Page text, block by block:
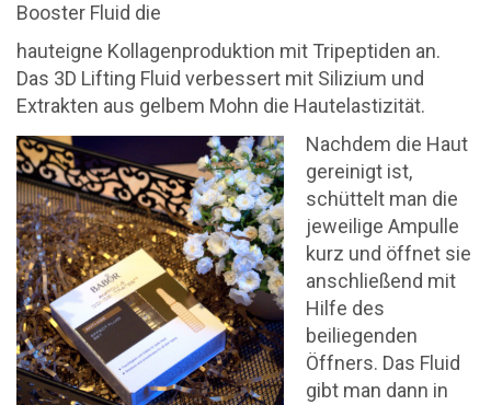
Booster Fluid die
hauteigne Kollagenproduktion mit Tripeptiden an.
Das 3D Lifting Fluid verbessert mit Silizium und
Extrakten aus gelbem Mohn die Hautelastizität.
Nachdem die Haut
gereinigt ist,
schüttelt man die
jeweilige Ampulle
kurz und öffnet sie
anschließend mit
Hilfe des
beiliegenden
Öffners. Das Fluid
gibt man dann in